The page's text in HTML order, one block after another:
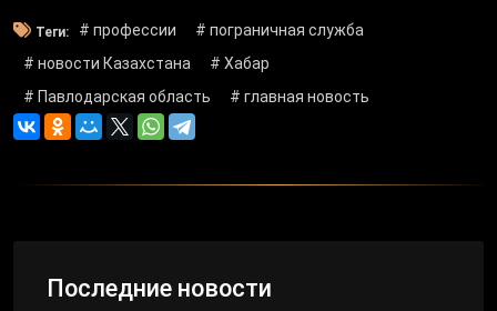
Теги: # профессии
# пограничная служба
# новости Казахстана
# Хабар
# Павлодарская область
# главная новость
Последние новости